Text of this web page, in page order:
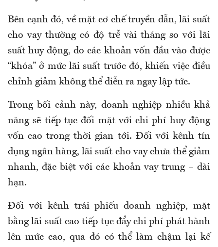
Bên cạnh đó, về mặt cơ chế truyền dẫn, lãi suất
cho vay thường có độ trễ vài tháng so với lãi
suất huy động, do các khoản vốn đầu vào được
“khóa” ở mức lãi suất trước đó, khiến việc điều
chỉnh giảm không thể diễn ra ngay lập tức.
Trong bối cảnh này, doanh nghiệp nhiều khả
năng sẽ tiếp tục đối mặt với chi phí huy động
vốn cao trong thời gian tới. Đối với kênh tín
dụng ngân hàng, lãi suất cho vay chưa thể giảm
nhanh, đặc biệt với các khoản vay trung – dài
hạn.
Đối với kênh trái phiếu doanh nghiệp, mặt
bằng lãi suất cao tiếp tục đẩy chi phí phát hành
lên mức cao, qua đó có thể làm chậm lại kế